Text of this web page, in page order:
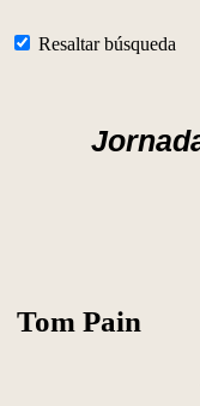
Resaltar búsqueda
Tom Pain